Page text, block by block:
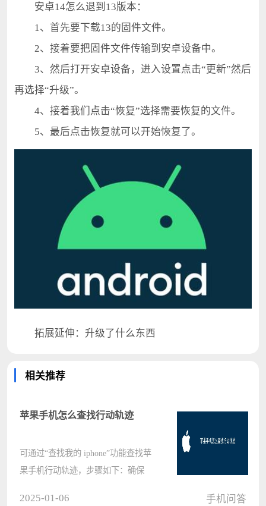
安卓14怎么退到13版本：
1、首先要下载13的固件文件。
2、接着要把固件文件传输到安卓设备中。
3、然后打开安卓设备，进入设置点击“更新”然后
再选择“升级”。
4、接着我们点击“恢复”选择需要恢复的文件。
5、最后点击恢复就可以开始恢复了。
拓展延伸：升级了什么东西
相关推荐
苹果手机怎么查找行动轨迹
可通过“查找我的 iphone”功能查找苹
果手机行动轨迹，步骤如下：确保
2025-01-06 手机问答